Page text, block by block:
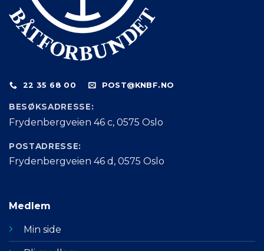
22 35 68 00 POST@KNBF.NO
BESØKSADRESSE:
Frydenbergveien 46 c, 0575 Oslo
POSTADRESSE:
Frydenbergveien 46 d, 0575 Oslo
Medlem
Min side